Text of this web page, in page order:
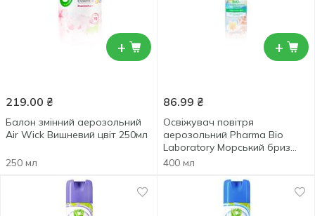
+
219.00 ₴
Балон змінний аерозольний
Air Wick Вишневий цвіт 250мл
250 мл
+
86.99 ₴
Освіжувач повітря
аерозольний Pharma Bio
Laboratory Морський бриз
400мл
400 мл